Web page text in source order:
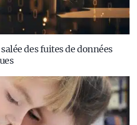
des fuites de données